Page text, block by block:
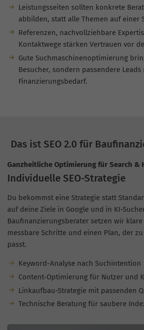
Leistungsseiten sollten konkrete
abbilden, statt alle Themen auf einer
Referenzen, nachvollziehbare
Kontaktwege stärken Vertrauen vor
Gute Suchmaschinenoptimierung
Besucher, sondern passendere
Finanzierungsbedarf.
Das ist SEO 2.0 für
Ganzheitliche Optimierung für Search &
Individuelle SEO-Strategie
Du bekommst eine Strategie statt
auf deine Ziele in Google und in KI-
Baufinanzierungsberater setzen wir
messbare Schritte und einen Plan, der
passt.
Keyword-Analyse nach Suchintention
Content-Optimierung für Nutzer und
Linkaufbau-Strategie mit passenden
Technische Beratung für saubere